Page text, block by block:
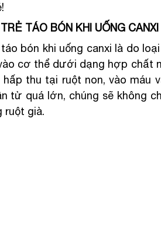
TÁO BÓN KHI UỐNG CANXI
bón khi uống canxi là do
cơ thể dưới dạng hợp chất
thu tại ruột non, vào máu
tử quá lớn, chúng sẽ không
ruột già.